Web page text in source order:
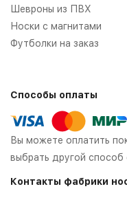
Шевроны из ПВХ
Носки с магнитами
Футболки на заказ
Способы оплаты
Вы можете оплатить
выбрать другой способ
Контакты фабрики